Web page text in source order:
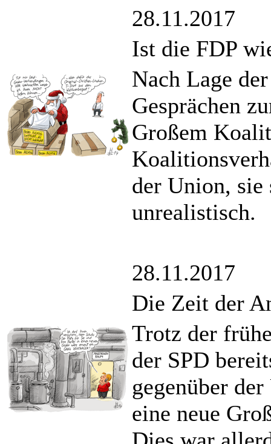
28.11.2017
Ist die FDP
Nach Lage
Gesprächen
Großem
der Union, sie
unrealistisch.
28.11.2017
Die Zeit der
Trotz der
der SPD
gegenüber
eine neue